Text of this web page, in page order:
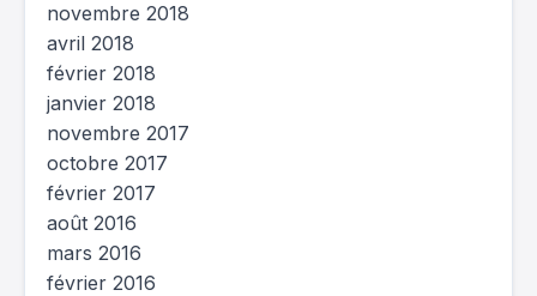
novembre 2018
avril 2018
février 2018
janvier 2018
novembre 2017
octobre 2017
février 2017
août 2016
mars 2016
février 2016